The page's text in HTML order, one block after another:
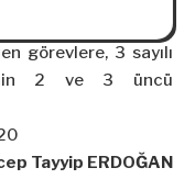
görevlere, 3 sayılı
2 ve 3 üncü
Tayyip ERDOĞAN